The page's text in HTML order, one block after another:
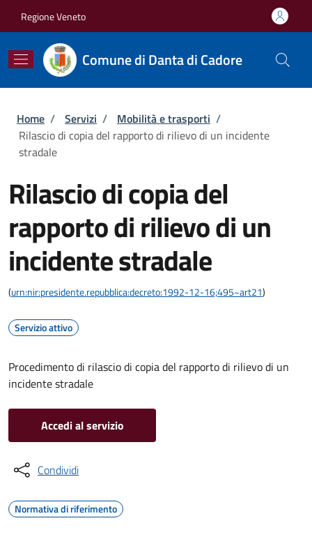
Regione Veneto
Comune di Danta di Cadore
Briciole di pane
Home / Servizi / Mobilità e trasporti /
Rilascio di copia del rapporto di rilievo di un incidente
stradale
Rilascio di copia del
rapporto di rilievo di un
incidente stradale
(urn:nir:presidente.repubblica:decreto:1992-12-16;495~art21)
Servizio attivo
Procedimento di rilascio di copia del rapporto di rilievo di un
incidente stradale
Accedi al servizio
Condividi
Normativa di riferimento